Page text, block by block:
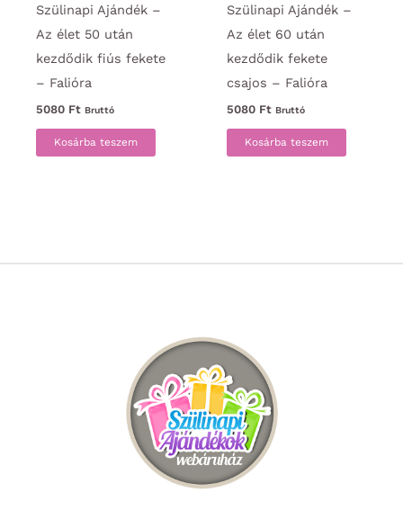
Szülinapi Ajándék –
Az élet 50 után
kezdődik fiús fekete
– Falióra
5080 Ft Bruttó
Kosárba teszem
Szülinapi Ajándék –
Az élet 60 után
kezdődik fekete
csajos – Falióra
5080 Ft Bruttó
Kosárba teszem